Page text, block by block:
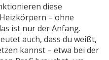
diese
– ohne
ist nur der Anfang.
auch, dass du weißt,
kannst – etwa bei der